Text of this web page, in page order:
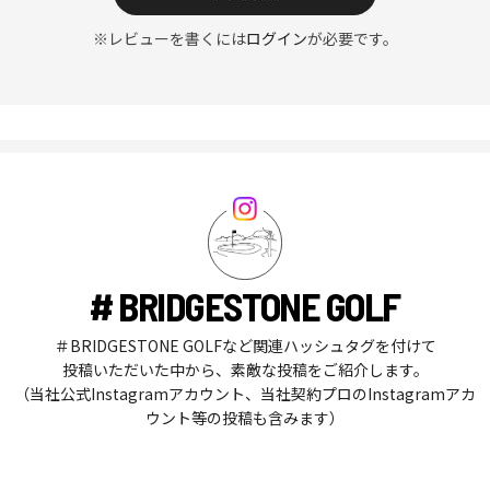
※レビューを書くにはログインが必要です。
# BRIDGESTONE GOLF
＃BRIDGESTONE GOLFなど関連ハッシュタグを付けて
投稿いただいた中から、素敵な投稿をご紹介します。
（当社公式Instagramアカウント、当社契約プロのInstagramアカ
ウント等の投稿も含みます）